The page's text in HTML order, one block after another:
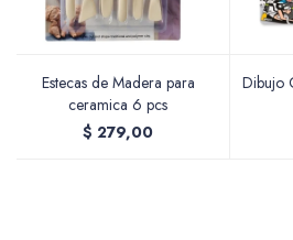
Estecas de Madera para
ceramica 6 pcs
$ 279,00
Dibujo
Valijas y atriles